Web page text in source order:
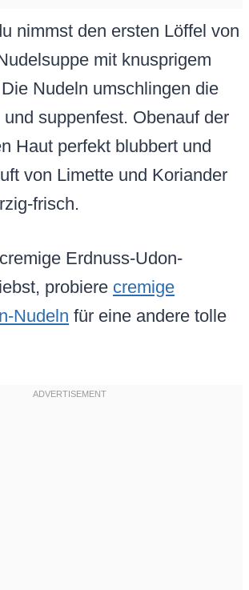
nimmst den ersten Löffel von
mit knusprigem
Nudeln umschlingen die
suppenfest. Obenauf der
Haut perfekt blubbert und
von Limette und Koriander
frisch.
Erdnuss-Udon-
probiere cremige
Nudeln für eine andere tolle